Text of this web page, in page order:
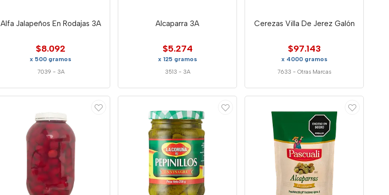
Alfa Jalapeños En Rodajas 3A
$8.092
x 500 gramos
7039 - 3A
Alcaparra 3A
$5.274
x 125 gramos
3513 - 3A
Cerezas Villa De Jerez Galón
$97.143
x 4000 gramos
7633 -Otras Marcas